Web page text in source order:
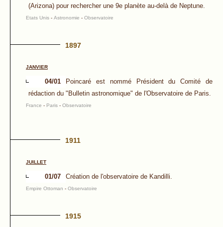
(Arizona) pour rechercher une 9e planète au-delà de Neptune.
Etats Unis - Astronomie - Observatoire
1897
JANVIER
04/01
Poincaré est nommé Président du Comité de
rédaction du "Bulletin astronomique" de l'Observatoire de Paris.
France - Paris - Observatoire
1911
JUILLET
01/07 Création de l'observatoire de Kandilli.
Empire Ottoman - Observatoire
1915